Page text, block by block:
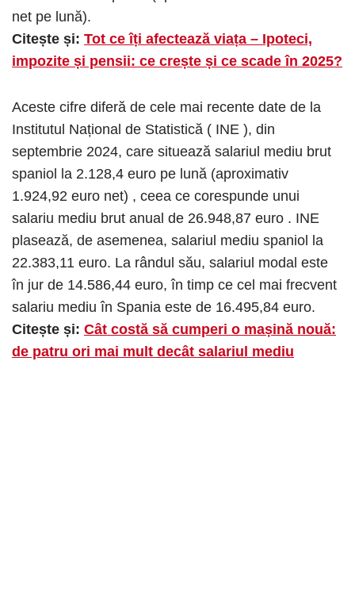
net pe lună).
Citește și: Tot ce îți afectează viața – Ipoteci,
impozite și pensii: ce crește și ce scade în 2025?
Aceste cifre diferă de cele mai recente date de la
Institutul Național de Statistică ( INE ), din
septembrie 2024, care situează salariul mediu brut
spaniol la 2.128,4 euro pe lună (aproximativ
1.924,92 euro net) , ceea ce corespunde unui
salariu mediu brut anual de 26.948,87 euro . INE
plasează, de asemenea, salariul mediu spaniol la
22.383,11 euro. La rândul său, salariul modal este
în jur de 14.586,44 euro, în timp ce cel mai frecvent
salariu mediu în Spania este de 16.495,84 euro.
Citește și: Cât costă să cumperi o mașină nouă:
de patru ori mai mult decât salariul mediu